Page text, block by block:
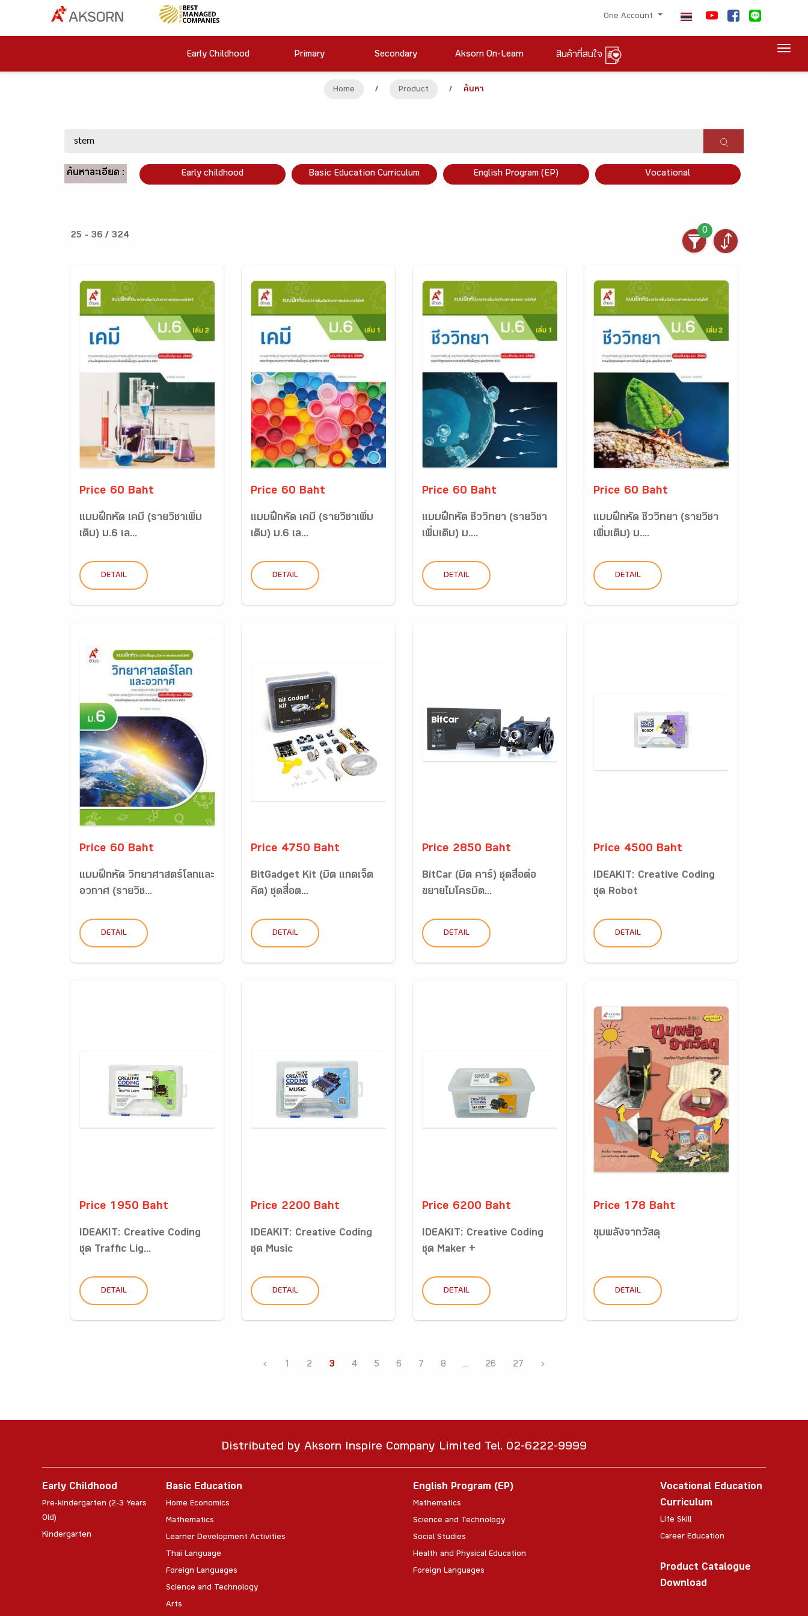
One Account
Early Childhood Primary Secondary Aksorn On-Learn สินค้าที่สนใจ
Home / Product / ค้นหา
ค้นหาละเอียด : Early childhood Basic Education Curriculum English Program (EP) Vocational
25 - 36 / 324
0
Price 60 Baht
แบบฝึกหัด เคมี (รายวิชาเพิ่ม
เติม) ม.6 เล...
DETAIL
Price 60 Baht
แบบฝึกหัด เคมี (รายวิชาเพิ่ม
เติม) ม.6 เล...
DETAIL
Price 60 Baht
แบบฝึกหัด ชีววิทยา (รายวิชา
เพิ่มเติม) ม....
DETAIL
Price 60 Baht
แบบฝึกหัด ชีววิทยา (รายวิชา
เพิ่มเติม) ม....
DETAIL
Price 60 Baht
แบบฝึกหัด วิทยาศาสตร์โลกและ
อวกาศ (รายวิช...
DETAIL
Price 4750 Baht
BitGadget Kit (บิต แกดเจ็ต
คิต) ชุดสื่อต...
DETAIL
Price 2850 Baht
BitCar (บิต คาร์) ชุดสื่อต่อ
ขยายไมโครบิต...
DETAIL
Price 4500 Baht
IDEAKIT: Creative Coding
ชุด Robot
DETAIL
Price 1950 Baht
IDEAKIT: Creative Coding
ชุด Traffic Lig...
DETAIL
Price 2200 Baht
IDEAKIT: Creative Coding
ชุด Music
DETAIL
Price 6200 Baht
IDEAKIT: Creative Coding
ชุด Maker +
DETAIL
Price 178 Baht
ขุมพลังจากวัสดุ
DETAIL
‹ 1 2 3 4 5 6 7 8 ... 26 27 ›
Distributed by Aksorn Inspire Company Limited Tel. 02-6222-9999
Early Childhood
Pre-kindergarten (2-3 Years
Old)
Kindergarten
Basic Education
Home Economics
Mathematics
Learner Development Activities
Thai Language
Foreign Languages
Science and Technology
Arts
English Program (EP)
Mathematics
Science and Technology
Social Studies
Health and Physical Education
Foreign Languages
Vocational Education
Curriculum
Life Skill
Career Education
Product Catalogue
Download